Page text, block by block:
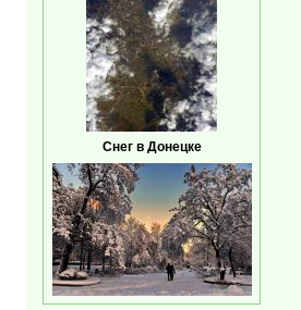
Снег в Донецке